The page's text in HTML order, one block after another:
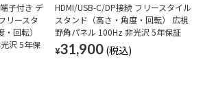
子付き デ
リースタ
回転）
沢 5年保
HDMI/USB-C/DP接続 フリースタイル
スタンド（高さ・角度・回転） 広視
野角パネル 100Hz 非光沢 5年保証
¥31,900